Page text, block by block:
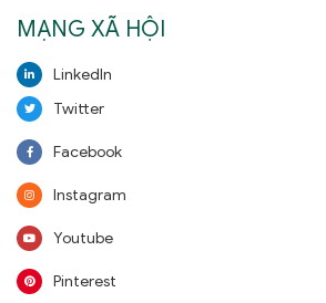
MẠNG XÃ HỘI
LinkedIn
Twitter
Facebook
Instagram
Youtube
Pinterest